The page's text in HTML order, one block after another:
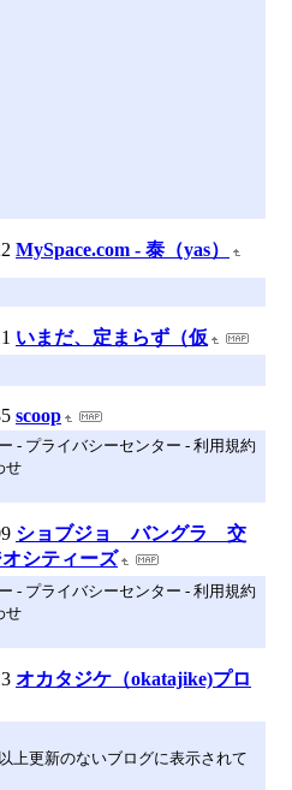
MySpace.com - 泰（yas）
いまだ、定まらず（仮
scoop
- プライバシーセンター - 利用規約
せ
ショブジョ バングラ 交
シティーズ
- プライバシーセンター - 利用規約
せ
オカタジケ（okatajike)プロ
上更新のないブログに表示されて